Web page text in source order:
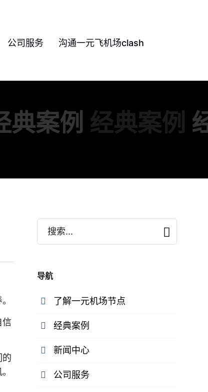
公司服务 沟通一元飞机场clash
典案例 经典案例
信
的
搜索...
导航
了解一元机场节点
经典案例
新闻中心
公司服务